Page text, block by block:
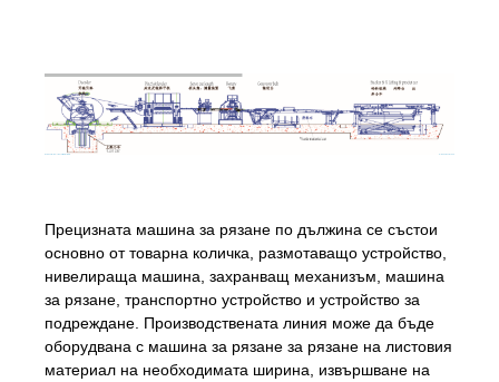
Прецизната машина за рязане по дължина се състои
основно от товарна количка, размотаващо устройство,
нивелираща машина, захранващ механизъм, машина
за рязане, транспортно устройство и устройство за
подреждане. Производствената линия може да бъде
оборудвана с машина за рязане за рязане на листовия
материал на необходимата ширина, извършване на